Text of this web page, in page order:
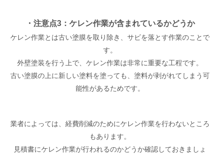
・注意点3：ケレン作業が含まれているかどうか
ケレン作業とは古い塗膜を取り除き、サビを落とす作業のことで
す。
外壁塗装を行う上で、ケレン作業は非常に重要な工程です。
古い塗膜の上に新しい塗料を塗っても、塗料が剥がれてしまう可
能性があるためです。
業者によっては、経費削減のためにケレン作業を行わないところ
もあります。
見積書にケレン作業が行われるのかどうか確認しておきましょ